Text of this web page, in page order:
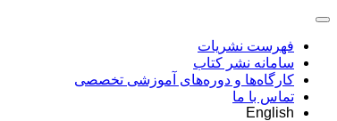
فهرست نشریات
سامانه نشر کتاب
کارگاه‌ها و دوره‌های آموزشی تخصصی
تماس با ما
English